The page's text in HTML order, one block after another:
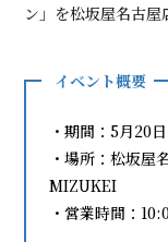
ン」を松坂屋名古屋
イベント概要
・期間：5月20
・場所：松坂屋
MIZUKEI
・営業時間：